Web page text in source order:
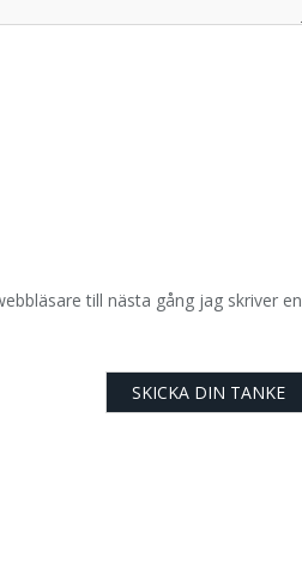
till nästa gång jag skriver en